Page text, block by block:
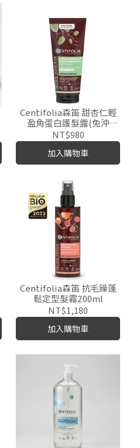
Centifolia森笛 甜杏仁輕
盈角蛋白護髮露(免沖
洗)200ml
NT$980
加入購物車
Centifolia森笛 抗毛躁蓬
鬆定型髮霧200ml
NT$1,180
加入購物車